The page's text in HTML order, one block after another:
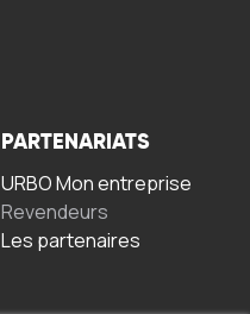
PARTENARIATS
URBO Mon entreprise
Revendeurs
Les partenaires